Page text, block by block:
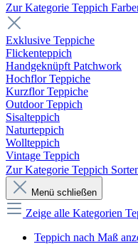
Zur Kategorie Teppich
Exklusive Teppiche
Flickenteppich
Handgeknüpft Patchwork
Hochflor Teppiche
Kurzflor Teppiche
Outdoor Teppich
Sisalteppich
Naturteppich
Wollteppich
Vintage Teppich
Zur Kategorie Teppich
Menü schließen
Zeige alle Kategorien
Teppich nach Maß